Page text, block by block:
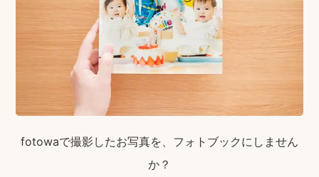
fotowaで撮影したお写真を、フォトブックにしません
か？